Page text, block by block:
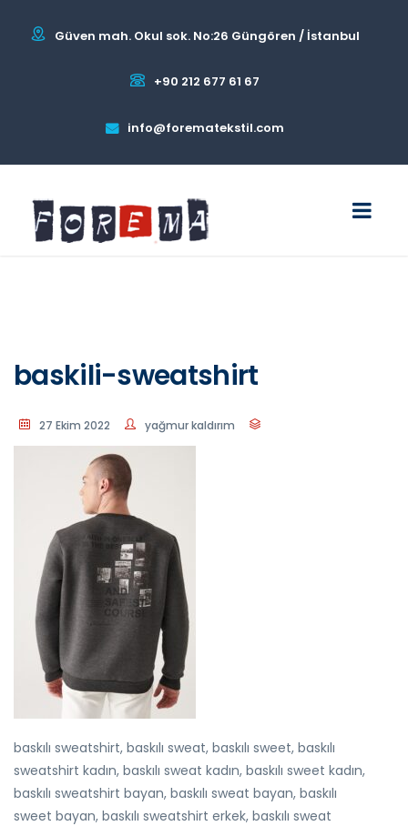
Güven mah. Okul sok. No:26 Güngören / İstanbul
+90 212 677 61 67
info@forematekstil.com
baskili-sweatshirt
27 Ekim 2022 yağmur kaldırım
baskılı sweatshirt, baskılı sweat, baskılı sweet, baskılı
sweatshirt kadın, baskılı sweat kadın, baskılı sweet kadın,
baskılı sweatshirt bayan, baskılı sweat bayan, baskılı
sweet bayan, baskılı sweatshirt erkek, baskılı sweat